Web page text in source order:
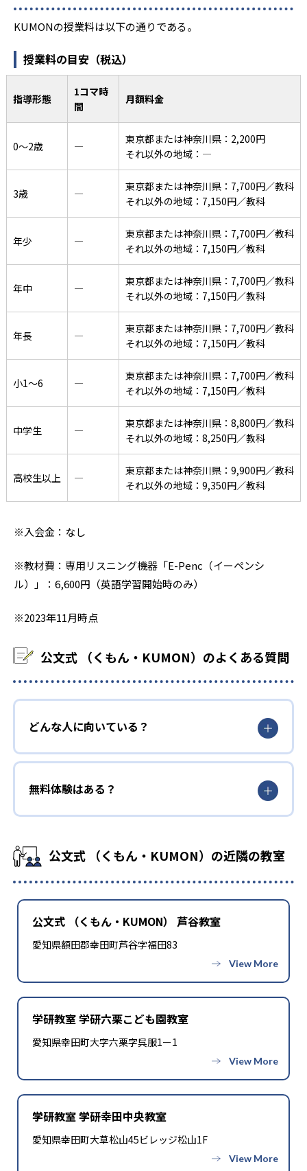
KUMONの授業料は以下の通りである。
授業料の目安（税込）
指導形態
1コマ時
間
月額料金
0〜2歳 ―
東京都または神奈川県：2,200円
それ以外の地域：―
3歳 ―
東京都または神奈川県：7,700円／教科
それ以外の地域：7,150円／教科
年少 ―
東京都または神奈川県：7,700円／教科
それ以外の地域：7,150円／教科
年中 ―
東京都または神奈川県：7,700円／教科
それ以外の地域：7,150円／教科
年長 ―
東京都または神奈川県：7,700円／教科
それ以外の地域：7,150円／教科
小1〜6 ―
東京都または神奈川県：7,700円／教科
それ以外の地域：7,150円／教科
中学生 ―
東京都または神奈川県：8,800円／教科
それ以外の地域：8,250円／教科
高校生以上 ―
東京都または神奈川県：9,900円／教科
それ以外の地域：9,350円／教科
※入会金：なし
※教材費：専用リスニング機器「E-Penc（イーペンシ
ル）」：6,600円（英語学習開始時のみ）
※2023年11月時点
公文式 （くもん・KUMON）のよくある質問
どんな人に向いている？
無料体験はある？
公文式 （くもん・KUMON）の近隣の教室
公文式 （くもん・KUMON） 芦谷教室
愛知県額田郡幸田町芦谷字福田83
学研教室 学研六栗こども園教室
愛知県幸田町大字六栗字呉服1ー1
学研教室 学研幸田中央教室
愛知県幸田町大草松山45ビレッジ松山1F